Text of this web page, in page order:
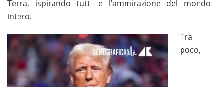
Terra, ispirando tutti e l’ammirazione del mondo
intero.
Tra
poco,